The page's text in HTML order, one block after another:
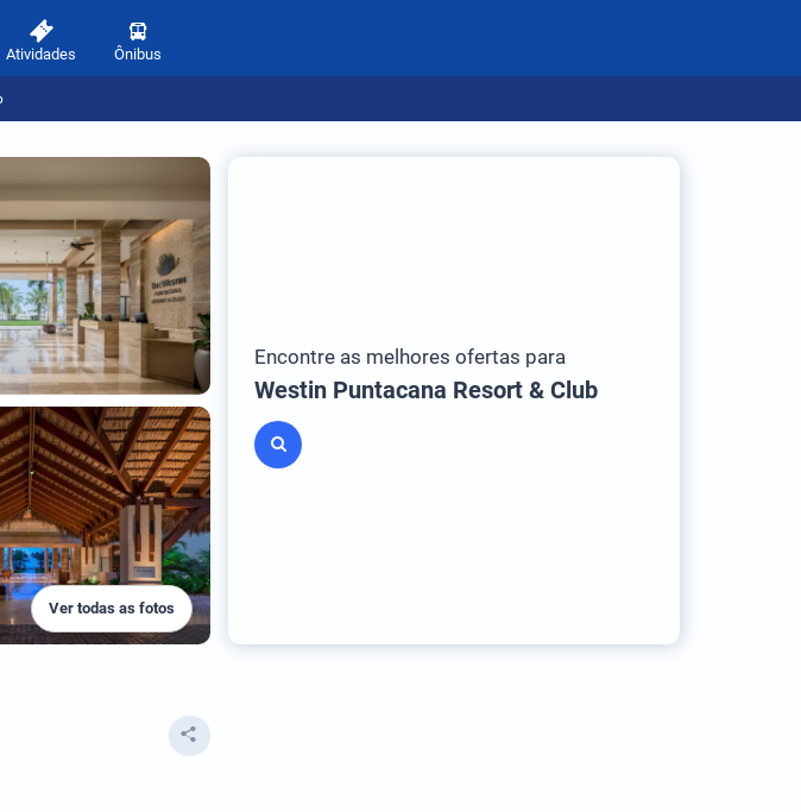
Atividades Ônibus
Ver todas as fotos
Encontre as melhores ofertas para
Westin Puntacana Resort & Club